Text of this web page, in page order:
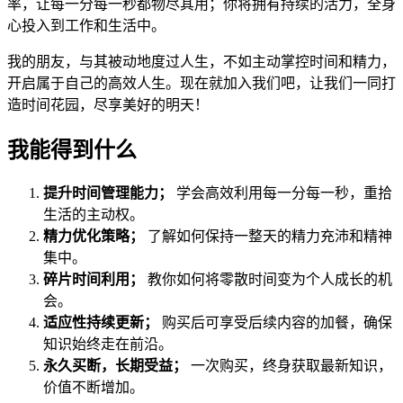
率，让每一分每一秒都物尽其用；你将拥有持续的活力，全身
心投入到工作和生活中。
我的朋友，与其被动地度过人生，不如主动掌控时间和精力，
开启属于自己的高效人生。现在就加入我们吧，让我们一同打
造时间花园，尽享美好的明天！
我能得到什么
提升时间管理能力；
学会高效利用每一分每一秒，重拾
生活的主动权。
精力优化策略；
了解如何保持一整天的精力充沛和精神
集中。
碎片时间利用；
教你如何将零散时间变为个人成长的机
会。
适应性持续更新；
购买后可享受后续内容的加餐，确保
知识始终走在前沿。
永久买断，长期受益；
一次购买，终身获取最新知识，
价值不断增加。